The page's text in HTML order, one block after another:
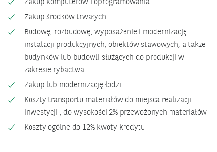
Zakup komputerów i oprogramowania
Zakup środków trwałych
Budowę, rozbudowę, wyposażenie i modernizację
instalacji produkcyjnych, obiektów stawowych, a także
budynków lub budowli służących do produkcji w
zakresie rybactwa
Zakup lub modernizację łodzi
Koszty transportu materiałów do miejsca realizacji
inwestycji , do wysokości 2% przewożonych materiałów
Koszty ogólne do 12% kwoty kredytu